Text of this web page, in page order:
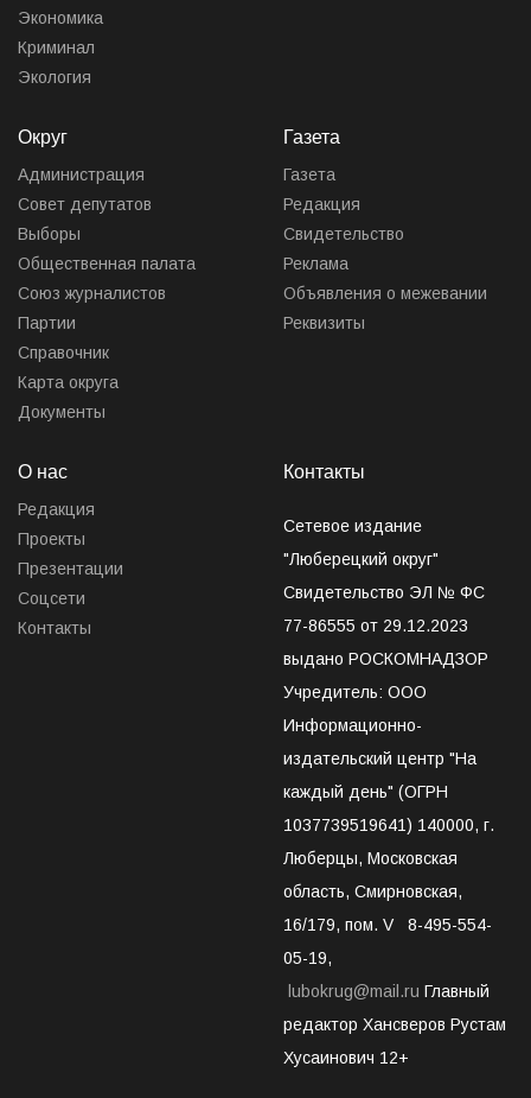
Экономика
Криминал
Экология
Округ
Администрация
Совет депутатов
Выборы
Общественная палата
Союз журналистов
Партии
Справочник
Карта округа
Документы
Газета
Газета
Редакция
Свидетельство
Реклама
Объявления о межевании
Реквизиты
О нас
Редакция
Проекты
Презентации
Соцсети
Контакты
Контакты
Сетевое издание
"Люберецкий округ"
Свидетельство ЭЛ № ФС
77-86555 от 29.12.2023
выдано РОСКОМНАДЗОР
Учредитель: ООО
Информационно-
издательский центр "На
каждый день" (ОГРН
1037739519641) 140000, г.
Люберцы, Московская
область, Смирновская,
16/179, пом. V 8-495-554-
05-19,
lubokrug@mail.ru Главный
редактор Хансверов Рустам
Хусаинович 12+